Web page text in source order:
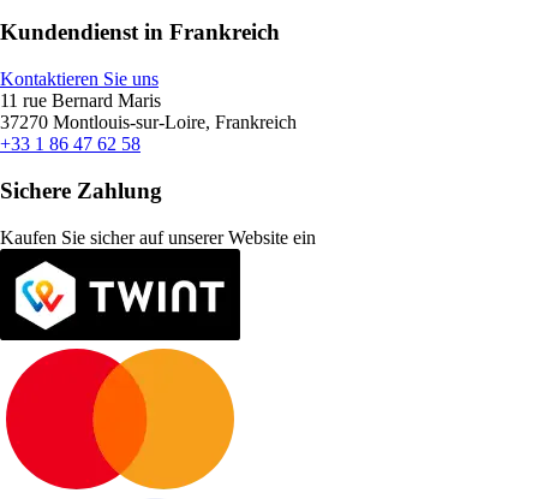
Kundendienst in Frankreich
Kontaktieren Sie uns
11 rue Bernard Maris
37270 Montlouis-sur-Loire, Frankreich
+33 1 86 47 62 58
Sichere Zahlung
Kaufen Sie sicher auf unserer Website ein